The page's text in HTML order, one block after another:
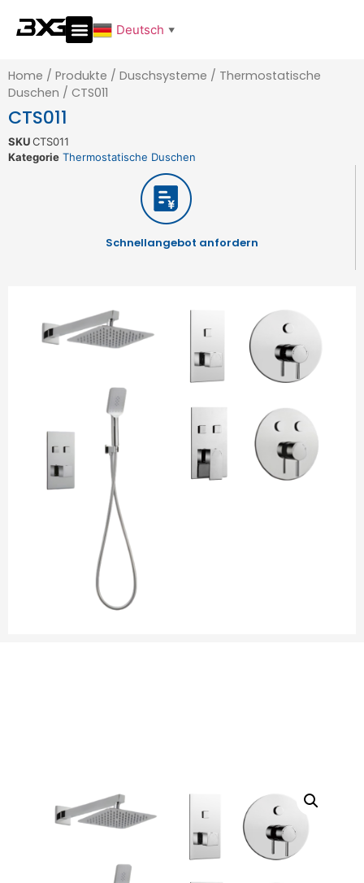
Deutsch ▼
Home / Produkte / Duschsysteme / Thermostatische
Duschen / CTS011
CTS011
SKUCTS011
Kategorie Thermostatische Duschen
Schnellangebot anfordern